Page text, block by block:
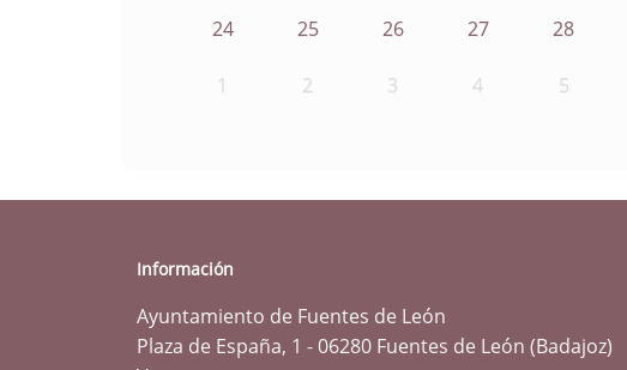
24 25 26 27 28
1 2 3 4 5
Información
Ayuntamiento de Fuentes de León
Plaza de España, 1 - 06280 Fuentes de León (Badajoz)